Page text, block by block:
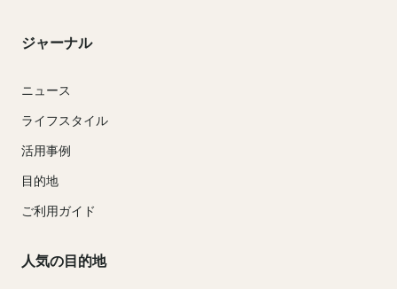
ジャーナル
ニュース
ライフスタイル
活用事例
目的地
ご利用ガイド
人気の目的地